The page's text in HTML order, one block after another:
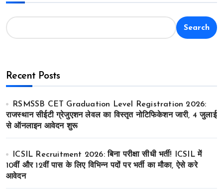
Search
Recent Posts
RSMSSB CET Graduation Level Registration 2026:
राजस्थान सीईटी ग्रेजुएशन लेवल का विस्तृत नोटिफिकेशन जारी, 4 जुलाई
से ऑनलाइन आवेदन शुरू
ICSIL Recruitment 2026: बिना परीक्षा सीधी भर्ती! ICSIL में
10वीं और 12वीं पास के लिए विभिन्न पदों पर भर्ती का मौका, ऐसे करे
आवेदन